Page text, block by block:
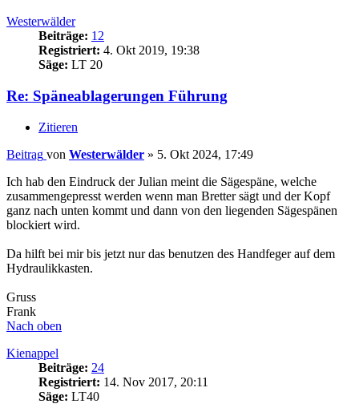
Westerwälder
Beiträge: 12
Registriert: 4. Okt 2019, 19:38
Säge: LT 20
Re: Späneablagerungen Führung
Zitieren
Beitrag von Westerwälder » 5. Okt 2024, 17:49
Ich hab den Eindruck der Julian meint die Sägespäne, welche
zusammengepresst werden wenn man Bretter sägt und der Kopf
ganz nach unten kommt und dann von den liegenden Sägespänen
blockiert wird.
Da hilft bei mir bis jetzt nur das benutzen des Handfeger auf dem
Hydraulikkasten.
Gruss
Frank
Nach oben
Kienappel
Beiträge: 24
Registriert: 14. Nov 2017, 20:11
Säge: LT40